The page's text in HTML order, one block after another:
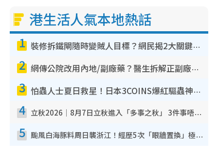
港生活人氣本地熱話
1 裝修拆鐵閘隨時變賊人目標？網民揭2大關鍵用途：裝新式等於白裝？附新舊鐵閘分別
2 網傳公院改用內地/副廠藥？醫生拆解正副廠分別 揭4類人換藥隨時出事
3 怕蟲人士夏日救星！日本3COINS爆紅驅蟲神器$45起 1招「全程免觸碰」輕鬆搞定小強
4 立秋2026｜8月7日立秋進入「多事之秋」 3件事唔做得！專家教6招開運 清枱頭／銀包納氣接好運
5 颱風白海豚料周日襲浙江！經歷5次「眼牆置換」極罕見 成登陸內地最長途颱風